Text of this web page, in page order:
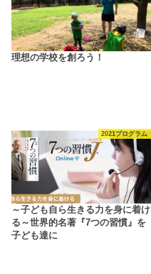
理想の学校を創ろう！
2021プログラム
～子ども自ら生きる力を身に着け
る～世界的名著『7つの習慣』を
子ども達に